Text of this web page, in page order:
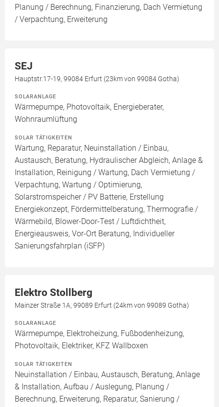
Planung / Berechnung, Finanzierung, Dach Vermietung
/ Verpachtung, Erweiterung
SEJ
Hauptstr.17-19, 99084 Erfurt (23km von 99084 Gotha)
SOLARANLAGE
Wärmepumpe, Photovoltaik, Energieberater,
Wohnraumlüftung
SOLAR TÄTIGKEITEN
Wartung, Reparatur, Neuinstallation / Einbau,
Austausch, Beratung, Hydraulischer Abgleich, Anlage &
Installation, Reinigung / Wartung, Dach Vermietung /
Verpachtung, Wartung / Optimierung,
Solarstromspeicher / PV Batterie, Erstellung
Energiekonzept, Fördermittelberatung, Thermografie /
Wärmebild, Blower-Door-Test / Luftdichtheit,
Energieausweis, Vor-Ort Beratung, Individueller
Sanierungsfahrplan (iSFP)
Elektro Stollberg
Mainzer Straße 1A, 99089 Erfurt (24km von 99089 Gotha)
SOLARANLAGE
Wärmepumpe, Elektroheizung, Fußbodenheizung,
Photovoltaik, Elektriker, KFZ Wallboxen
SOLAR TÄTIGKEITEN
Neuinstallation / Einbau, Austausch, Beratung, Anlage
& Installation, Aufbau / Auslegung, Planung /
Berechnung, Erweiterung, Reparatur, Sanierung /